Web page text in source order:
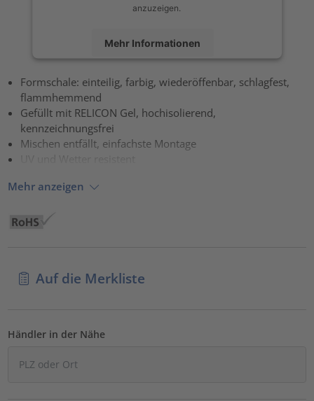
anzuzeigen.
Mehr Informationen
Akzeptieren
powered by
Formschale: einteilig, farbig, wiederöffenbar, schlagfest,
flammhemmend
Gefüllt mit RELICON Gel, hochisolierend,
kennzeichnungsfrei
Mischen entfällt, einfachste Montage
Mehr anzeigen
Auf die Merkliste
Händler in der Nähe